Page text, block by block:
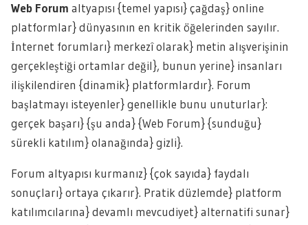
Web Forum altyapısı {temel yapısı} çağdaş} online
platformlar} dünyasının en kritik öğelerinden sayılır.
İnternet forumları} merkezî olarak} metin alışverişinin
gerçekleştiği ortamlar değil}, bunun yerine} insanları
ilişkilendiren {dinamik} platformlardır}. Forum
başlatmayı isteyenler} genellikle bunu unuturlar}:
gerçek başarı} {şu anda} {Web Forum} {sunduğu}
sürekli katılım} olanağında} gizli}.
Forum altyapısı kurmanız} {çok sayıda} faydalı
sonuçları} ortaya çıkarır}. Pratik düzlemde} platform
katılımcılarına} devamlı mevcudiyet} alternatifi sunar}